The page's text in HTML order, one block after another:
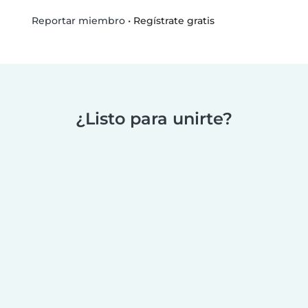
Reportar miembro• Regístrate gratis
¿Listo para unirte?